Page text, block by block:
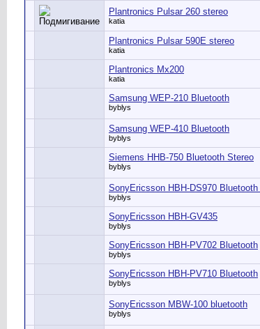
Plantronics Pulsar 260 stereo
katia
Plantronics Pulsar 590E stereo
katia
Plantronics Mx200
katia
Samsung WEP-210 Bluetooth
byblys
Samsung WEP-410 Bluetooth
byblys
Siemens HHB-750 Bluetooth Stereo
byblys
SonyEricsson HBH-DS970
byblys
SonyEricsson HBH-GV435
byblys
SonyEricsson HBH-PV702 Bluetooth
byblys
SonyEricsson HBH-PV710 Bluetooth
byblys
SonyEricsson MBW-100 bluetooth
byblys